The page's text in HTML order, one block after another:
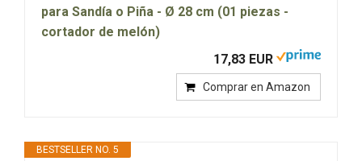
para Sandía o Piña - Ø 28 cm (01 piezas -
cortador de melón)
17,83 EUR
Comprar en Amazon
BESTSELLER NO. 5